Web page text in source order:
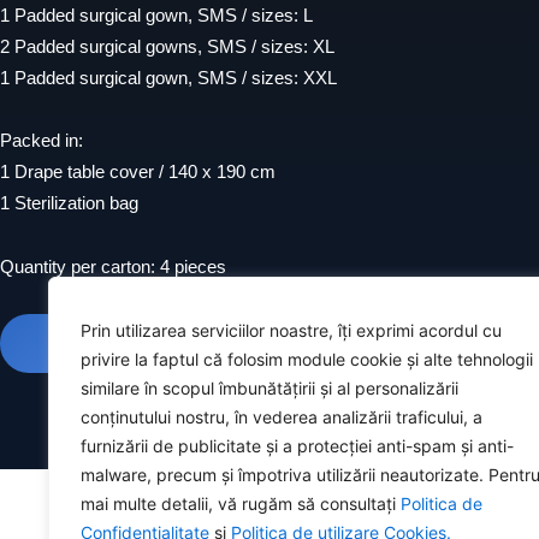
Prin utilizarea serviciilor noastre, îți exprimi acordul cu
privire la faptul că folosim module cookie și alte tehnologii
similare în scopul îmbunătățirii și al personalizării
conținutului nostru, în vederea analizării traficului, a
furnizării de publicitate și a protecției anti-spam și anti-
malware, precum și împotriva utilizării neautorizate. Pentru
mai multe detalii, vă rugăm să consultați Politica de
Confidențialitate și Politica de utilizare Cookies.
1 Padded surgical gown, SMS / sizes: L
2 Padded surgical gowns, SMS / sizes: XL
1 Padded surgical gown, SMS / sizes: XXL
Packed in:
1 Drape table cover / 140 x 190 cm
1 Sterilization bag
Quantity per carton: 4 pieces
TRIMITE COMANDĂ CONTACTEAZĂ-NE